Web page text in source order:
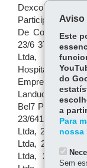
Aviso
Este
do
a
Para
nossa
Sem